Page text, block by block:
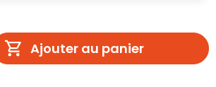
Ajouter au panier